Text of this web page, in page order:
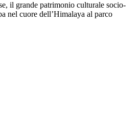
il grande patrimonio culturale socio-
nel cuore dell’Himalaya al parco